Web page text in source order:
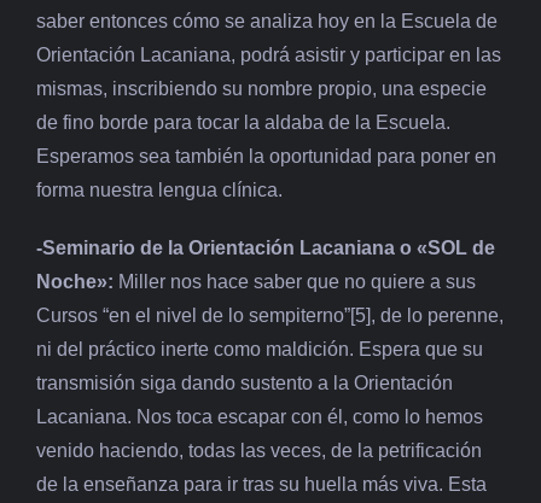
saber entonces cómo se analiza hoy en la Escuela de
Orientación Lacaniana, podrá asistir y participar en las
mismas, inscribiendo su nombre propio, una especie
de fino borde para tocar la aldaba de la Escuela.
Esperamos sea también la oportunidad para poner en
forma nuestra lengua clínica.
-Seminario de la Orientación Lacaniana o «SOL de
Noche»: Miller nos hace saber que no quiere a sus
Cursos “en el nivel de lo sempiterno”[5], de lo perenne,
ni del práctico inerte como maldición. Espera que su
transmisión siga dando sustento a la Orientación
Lacaniana. Nos toca escapar con él, como lo hemos
venido haciendo, todas las veces, de la petrificación
de la enseñanza para ir tras su huella más viva. Esta